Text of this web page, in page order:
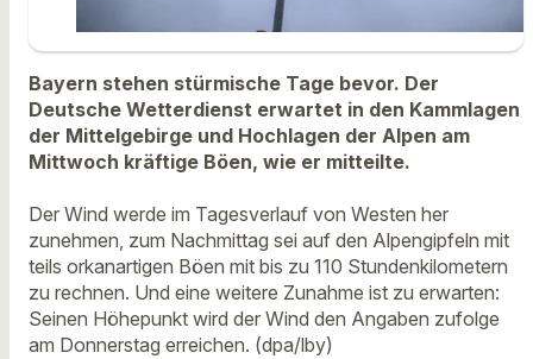
Bayern stehen stürmische Tage bevor. Der
Deutsche Wetterdienst erwartet in den Kammlagen
der Mittelgebirge und Hochlagen der Alpen am
Mittwoch kräftige Böen, wie er mitteilte.
Der Wind werde im Tagesverlauf von Westen her
zunehmen, zum Nachmittag sei auf den Alpengipfeln mit
teils orkanartigen Böen mit bis zu 110 Stundenkilometern
zu rechnen. Und eine weitere Zunahme ist zu erwarten:
Seinen Höhepunkt wird der Wind den Angaben zufolge
am Donnerstag erreichen. (dpa/lby)